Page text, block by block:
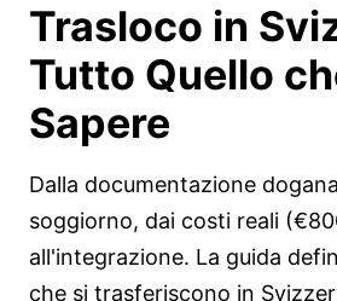
Trasloco in
Tutto Quello
Sapere
Dalla documentazione
soggiorno, dai costi reali
all'integrazione. La guida
che si trasferiscono in